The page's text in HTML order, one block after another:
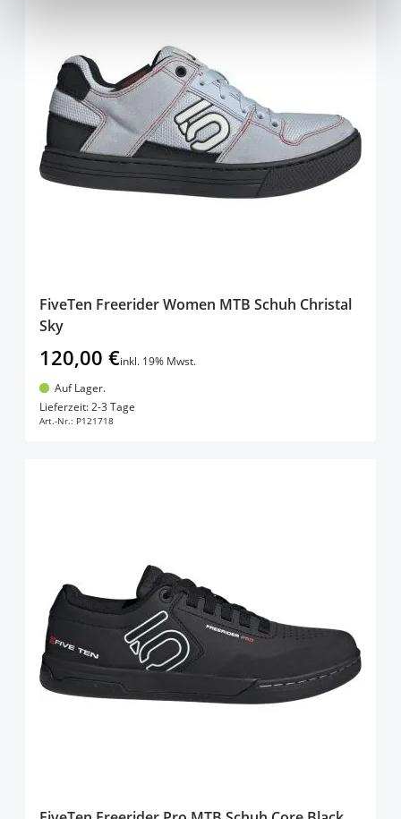
FiveTen Freerider Women MTB Schuh Christal
Sky
120,00 €inkl. 19% Mwst.
Auf Lager.
Lieferzeit: 2-3 Tage
Art.-Nr.: P121718